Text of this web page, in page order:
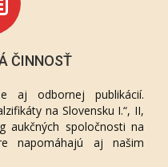
ČINNOSŤ
aj odbornej publikácií.
na Slovensku I.“, II,
aukčných spoločnosti na
napomáhajú aj našim